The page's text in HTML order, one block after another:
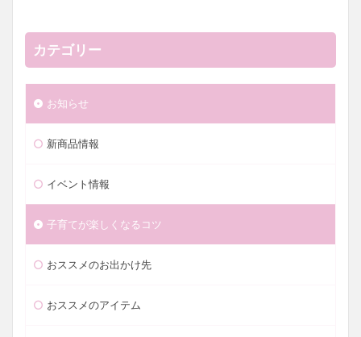
カテゴリー
お知らせ
新商品情報
イベント情報
子育てが楽しくなるコツ
おススメのお出かけ先
おススメのアイテム